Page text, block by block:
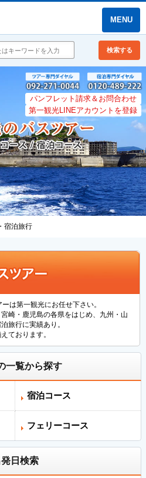
MENU
検索する
パンフレット請求＆お問合わせ
第一観光LINEアカウントを登録
宿泊旅行
は第一観光にお任せ下さい。
崎・鹿児島の各県をはじめ、九州・山
旅行に実績あり。
ております。
一覧から探す
宿泊コース
フェリーコース
発日検索